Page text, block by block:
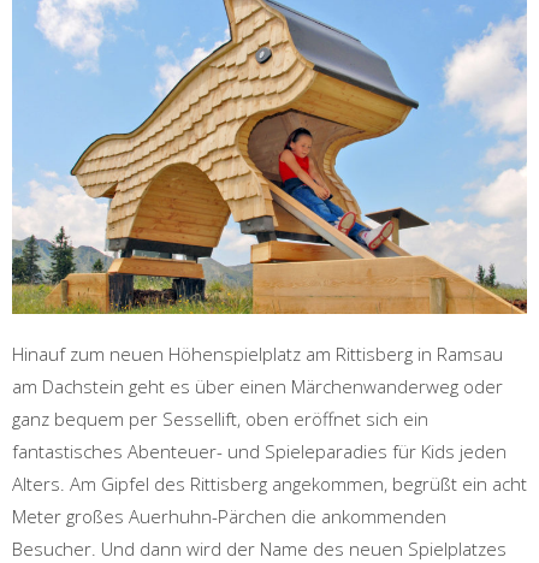
Hinauf zum neuen Höhenspielplatz am Rittisberg in Ramsau
am Dachstein geht es über einen Märchenwanderweg oder
ganz bequem per Sessellift, oben eröffnet sich ein
fantastisches Abenteuer- und Spieleparadies für Kids jeden
Alters. Am Gipfel des Rittisberg angekommen, begrüßt ein acht
Meter großes Auerhuhn-Pärchen die ankommenden
Besucher. Und dann wird der Name des neuen Spielplatzes